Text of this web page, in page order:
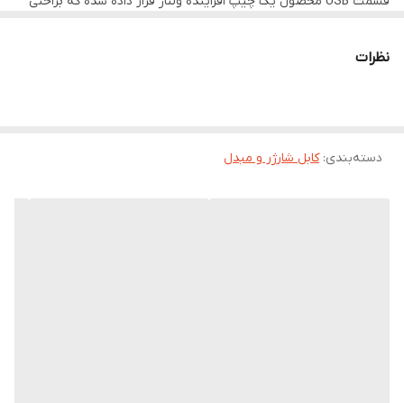
-روشن کردن مودم های رومیزی با پاوربانک
نظرات
دسته‌بندی:کابل شارژر و مبدل